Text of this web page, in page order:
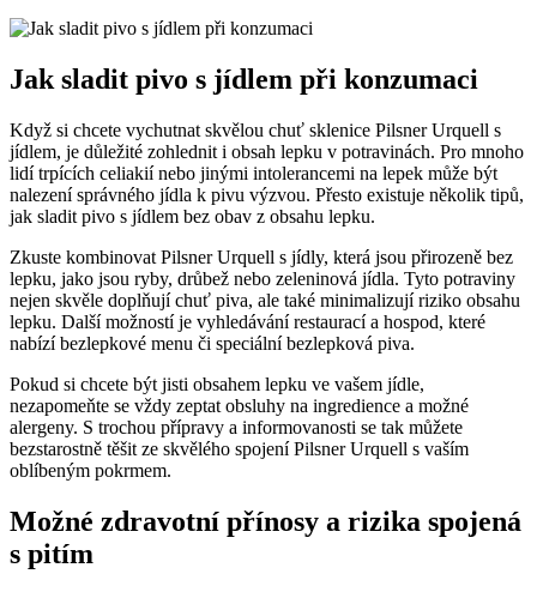
Jak sladit pivo s jídlem při konzumaci
Když si chcete vychutnat skvělou chuť sklenice Pilsner Urquell s
jídlem, je důležité zohlednit i obsah lepku v potravinách. Pro mnoho
lidí trpících celiakií nebo jinými intolerancemi na lepek může být
nalezení správného jídla k pivu výzvou. Přesto existuje několik tipů,
jak sladit pivo s jídlem bez obav z obsahu lepku.
Zkuste kombinovat Pilsner Urquell s jídly, která jsou přirozeně bez
lepku, jako jsou ryby, drůbež nebo zeleninová jídla. Tyto potraviny
nejen skvěle doplňují chuť piva, ale také minimalizují riziko obsahu
lepku. Další možností je vyhledávání restaurací a hospod, které
nabízí bezlepkové menu či speciální bezlepková piva.
Pokud si chcete být jisti obsahem lepku ve vašem jídle,
nezapomeňte se vždy zeptat obsluhy na ingredience a možné
alergeny. S trochou přípravy a informovanosti se tak můžete
bezstarostně těšit ze skvělého spojení Pilsner Urquell s vaším
oblíbeným pokrmem.
Možné zdravotní přínosy a rizika spojená
s pitím